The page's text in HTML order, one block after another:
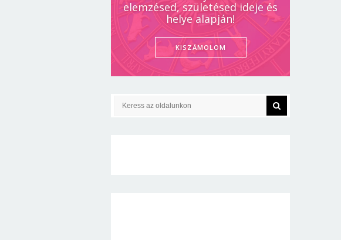
elemzésed, születésed ideje és
helye alapján!
KISZÁMOLOM